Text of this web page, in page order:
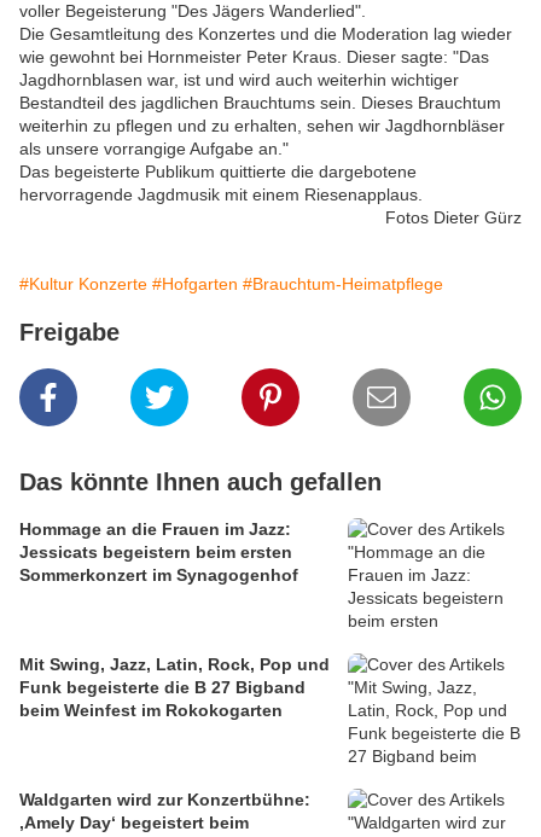
voller Begeisterung "Des Jägers Wanderlied".
Die Gesamtleitung des Konzertes und die Moderation lag wieder
wie gewohnt bei Hornmeister Peter Kraus. Dieser sagte: "Das
Jagdhornblasen war, ist und wird auch weiterhin wichtiger
Bestandteil des jagdlichen Brauchtums sein. Dieses Brauchtum
weiterhin zu pflegen und zu erhalten, sehen wir Jagdhornbläser
als unsere vorrangige Aufgabe an."
Das begeisterte Publikum quittierte die dargebotene
hervorragende Jagdmusik mit einem Riesenapplaus.
Fotos Dieter Gürz
#Kultur Konzerte #Hofgarten #Brauchtum-Heimatpflege
Freigabe
Das könnte Ihnen auch gefallen
Hommage an die Frauen im Jazz:
Jessicats begeistern beim ersten
Sommerkonzert im Synagogenhof
Mit Swing, Jazz, Latin, Rock, Pop und
Funk begeisterte die B 27 Bigband
beim Weinfest im Rokokogarten
Waldgarten wird zur Konzertbühne:
‚Amely Day‘ begeistert beim